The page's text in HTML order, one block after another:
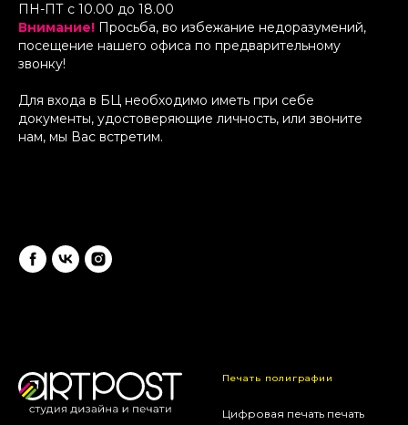
ПН-ПТ с 10.00 до 18.00
Внимание! Просьба, во избежание недоразумений,
посещение нашего офиса по предварительному
звонку!
Для входа в БЦ необходимо иметь при себе
документы, удостоверяющие личность, или звоните
нам, мы Вас встретим.
Печать полиграфии
Цифровая печать печать